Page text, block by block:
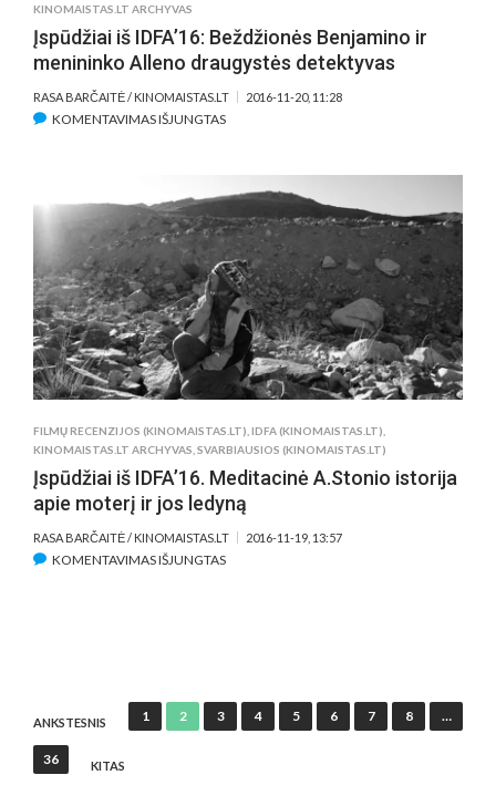
KINOMAISTAS.LT ARCHYVAS
Įspūdžiai iš IDFA’16: Beždžionės Benjamino ir
menininko Alleno draugystės detektyvas
RASA BARČAITĖ / KINOMAISTAS.LT 2016-11-20, 11:28
KOMENTAVIMAS IŠJUNGTASĮRAŠE
IDFA’16:
BENJAMINO
IR
MENININKO
ALLENO
DRAUGYSTĖS
DETEKTYVAS
FILMŲ RECENZIJOS (KINOMAISTAS.LT) IDFA (KINOMAISTAS.LT)
KINOMAISTAS.LT ARCHYVAS SVARBIAUSIOS (KINOMAISTAS.LT)
Įspūdžiai iš IDFA’16. Meditacinė A.Stonio istorija
apie moterį ir jos ledyną
RASA BARČAITĖ / KINOMAISTAS.LT 2016-11-19, 13:57
KOMENTAVIMAS IŠJUNGTASĮRAŠE
ISTORIJA
puslapiavimas
ANKSTESNIS 1 2 3 4 5 6 7 8 …
36 KITAS